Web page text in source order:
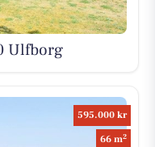
Ulfborg
595.000 kr
66 m2